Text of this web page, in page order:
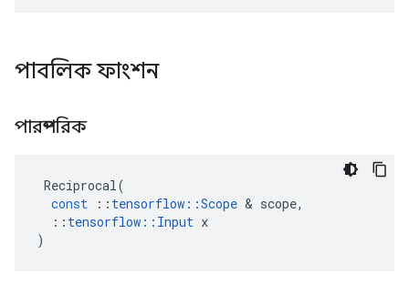
পাবলিক ফাংশন
পারস্পরিক
Reciprocal(
const
:: tensorflow ::Scope & scope,
:: tensorflow :: Input x
)